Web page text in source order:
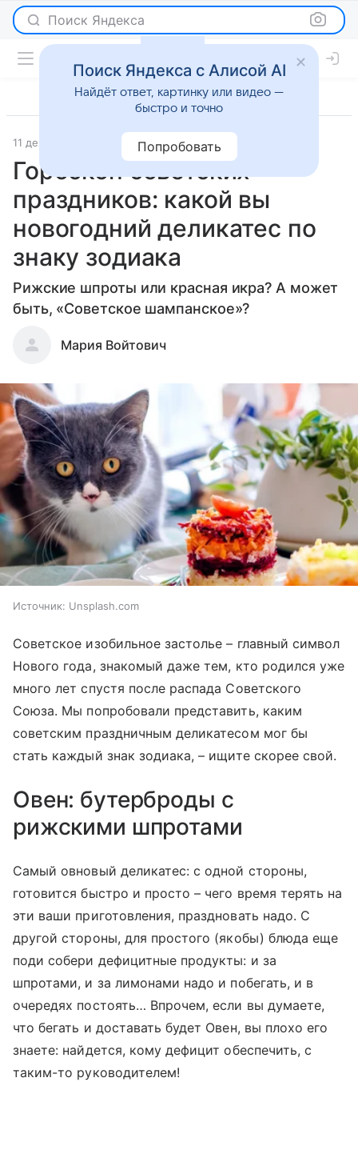
Поиск Яндекса
11 декабря 2023 Гороскопы
Гороскоп советских
праздников: какой вы
новогодний деликатес по
знаку зодиака
Рижские шпроты или красная икра? А может
быть, «Советское шампанское»?
Мария Войтович
Источник: Unsplash.com
Советское изобильное застолье – главный символ
Нового года, знакомый даже тем, кто родился уже
много лет спустя после распада Советского
Союза. Мы попробовали представить, каким
советским праздничным деликатесом мог бы
стать каждый знак зодиака, – ищите скорее свой.
Овен: бутерброды с
рижскими шпротами
Самый овновый деликатес: с одной стороны,
готовится быстро и просто – чего время терять на
эти ваши приготовления, праздновать надо. С
другой стороны, для простого (якобы) блюда еще
поди собери дефицитные продукты: и за
шпротами, и за лимонами надо и побегать, и в
очередях постоять… Впрочем, если вы думаете,
что бегать и доставать будет Овен, вы плохо его
знаете: найдется, кому дефицит обеспечить, с
таким-то руководителем!
Поиск Яндекса с Алисой AI
Найдёт ответ, картинку или видео —
быстро и точно
Попробовать